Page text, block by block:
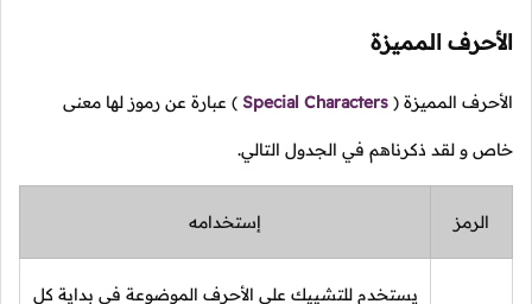
الأحرف المميزة
الأحرف المميزة (
Special Characters
) عبارة عن رموز لها معنى
خاص و لقد ذكرناهم في الجدول التالي.
الرمز إستخدامه
يستخدم للتشييك على الأحرف الموضوعة في بداية كل